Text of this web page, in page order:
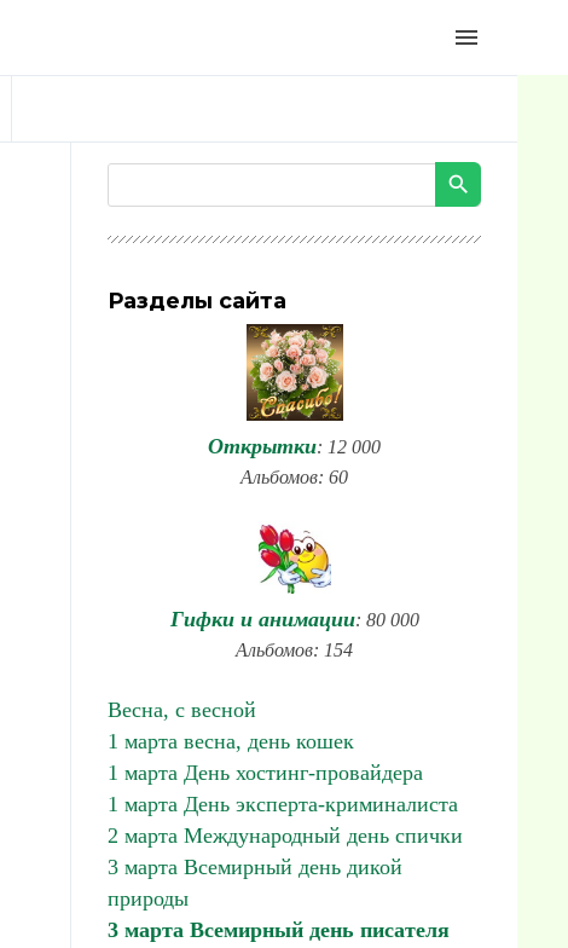
menu
Разделы сайта
Открытки: 12 000
Альбомов: 60
Гифки и анимации: 80 000
Альбомов: 154
Весна, с весной
1 марта весна, день кошек
1 марта День хостинг-провайдера
1 марта День эксперта-криминалиста
2 марта Международный день спички
3 марта Всемирный день дикой
природы
3 марта Всемирный день писателя